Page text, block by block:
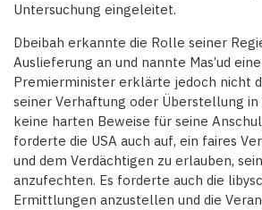
Untersuchung eingeleitet.
Dbeibah erkannte die Rolle seiner
Auslieferung an und nannte Mas’ud
Premierminister erklärte jedoch nicht
seiner Verhaftung oder Überstellung in
keine harten Beweise für seine
forderte die USA auch auf, ein faires
und dem Verdächtigen zu erlauben,
anzufechten. Es forderte auch die
Ermittlungen anzustellen und die